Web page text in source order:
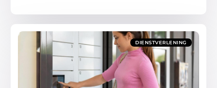
DIENSTVERLENING